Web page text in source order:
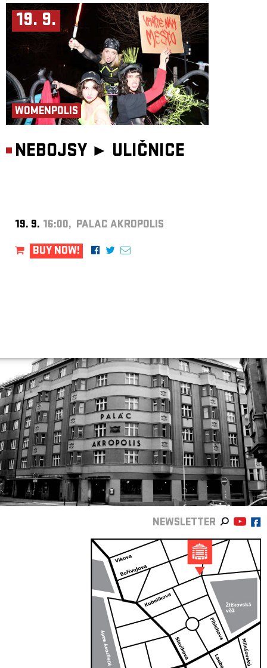
19. 9.
WOMENPOLIS
NEBOJSY ► ULIČNICE
19. 9. 16:00, PALAC AKROPOLIS
BUY NOW!
NEWSLETTER